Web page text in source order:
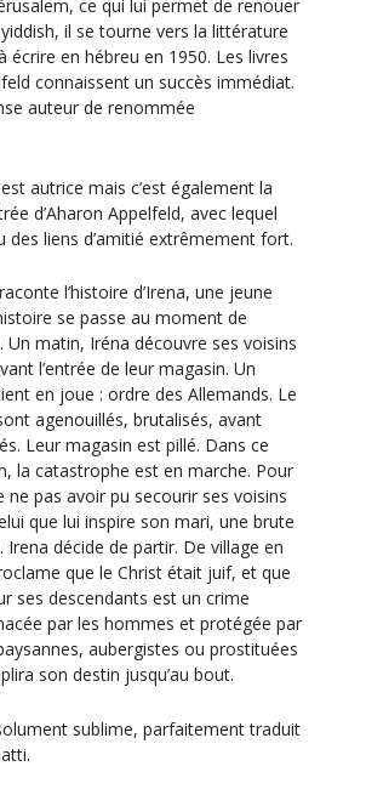
ce qui lui permet de renouer
il se tourne vers la littérature
écrire en hébreu en 1950. Les livres
connaissent un succès immédiat.
auteur de renommée
autrice mais c’est également la
d’Aharon Appelfeld, avec lequel
des liens d’amitié extrêmement fort.
l’histoire d’Irena, une jeune
se passe au moment de
Un matin, Iréna découvre ses voisins
l’entrée de leur magasin. Un
en joue : ordre des Allemands. Le
agenouillés, brutalisés, avant
Leur magasin est pillé. Dans ce
la catastrophe est en marche. Pour
ne pas avoir pu secourir ses voisins
que lui inspire son mari, une brute
Irena décide de partir. De village en
que le Christ était juif, et que
ses descendants est un crime
par les hommes et protégée par
aubergistes ou prostituées
son destin jusqu’au bout.
sublime, parfaitement traduit